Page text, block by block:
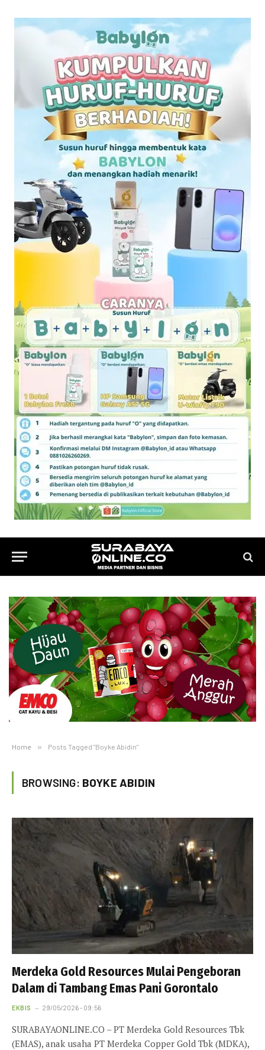
Home » Posts Tagged "Boyke Abidin"
BROWSING: BOYKE ABIDIN
Merdeka Gold Resources Mulai Pengeboran
Dalam di Tambang Emas Pani Gorontalo
EKBIS 29/05/2026 - 09:56
SURABAYAONLINE.CO – PT Merdeka Gold Resources Tbk
(EMAS), anak usaha PT Merdeka Copper Gold Tbk (MDKA),